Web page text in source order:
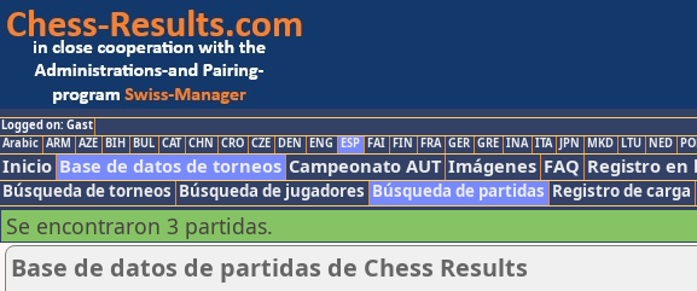
Logged on: Gast
Arabic ARM AZE BIH BUL CAT CHN CRO CZE DEN ENG ESP FAI FIN FRA GER GRE INA ITA JPN MKD LTU NED
Inicio Base de datos de torneos Campeonato AUT Imágenes FAQ Registro en
Búsqueda de torneos Búsqueda de jugadores Búsqueda de partidas Registro de carga
Se encontraron 3 partidas.
Base de datos de partidas de Chess Results